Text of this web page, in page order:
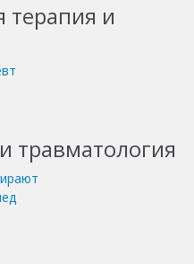
терапия и
травматология